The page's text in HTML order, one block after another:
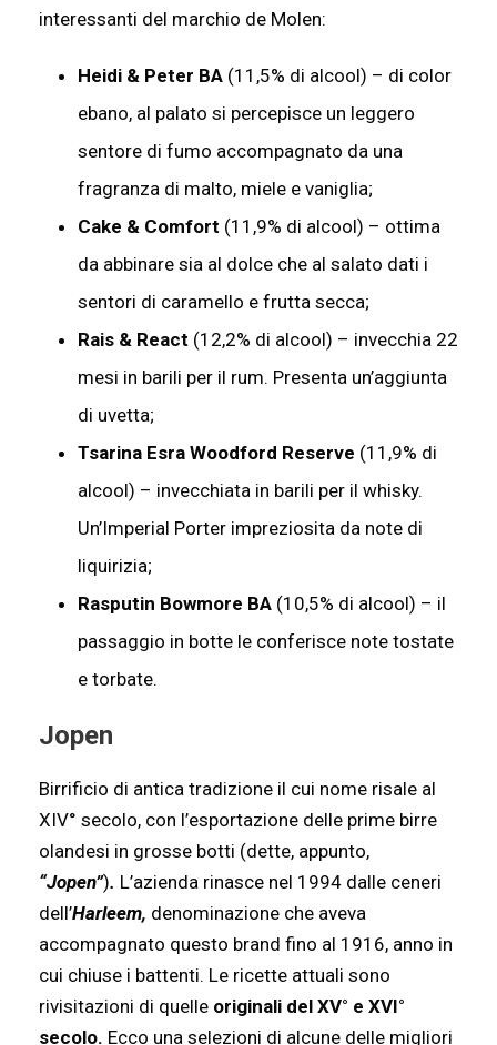
interessanti del marchio de Molen:
Heidi & Peter BA (11,5% di alcool) – di color
ebano, al palato si percepisce un leggero
sentore di fumo accompagnato da una
fragranza di malto, miele e vaniglia;
Cake & Comfort (11,9% di alcool) – ottima
da abbinare sia al dolce che al salato dati i
sentori di caramello e frutta secca;
Rais & React (12,2% di alcool) – invecchia 22
mesi in barili per il rum. Presenta un’aggiunta
di uvetta;
Tsarina Esra Woodford Reserve (11,9% di
alcool) – invecchiata in barili per il whisky.
Un’Imperial Porter impreziosita da note di
liquirizia;
Rasputin Bowmore BA (10,5% di alcool) – il
passaggio in botte le conferisce note tostate
e torbate.
Jopen
Birrificio di antica tradizione il cui nome risale al
XIV° secolo, con l’esportazione delle prime birre
olandesi in grosse botti (dette, appunto,
“Jopen”). L’azienda rinasce nel 1994 dalle ceneri
dell’Harleem, denominazione che aveva
accompagnato questo brand fino al 1916, anno in
cui chiuse i battenti. Le ricette attuali sono
rivisitazioni di quelle originali del XV° e XVI°
secolo. Ecco una selezioni di alcune delle migliori